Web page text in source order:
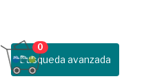
Busqueda avanzada
0